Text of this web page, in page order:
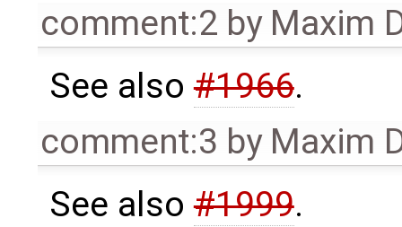
comment:2 by Maxim
See also#1966.
comment:3 by Maxim
See also#1999.